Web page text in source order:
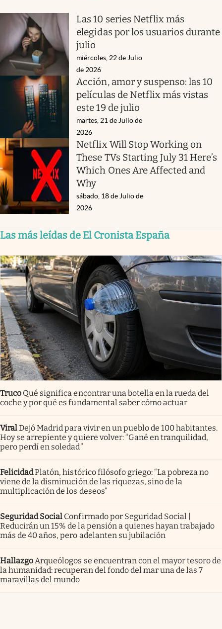
Las 10 series Netflix más
elegidas por los usuarios durante
julio
miércoles, 22 de Julio
de 2026
Acción, amor y suspenso: las 10
películas de Netflix más vistas
este 19 de julio
martes, 21 de Julio de
2026
Netflix Will Stop Working on
These TVs Starting July 31 Here’s
Which Ones Are Affected and
Why
sábado, 18 de Julio de
2026
Las más leídas de El Cronista España
Truco Qué significa encontrar una botella en la rueda del
coche y por qué es fundamental saber cómo actuar
ViralDejó Madrid para vivir en un pueblo de 100 habitantes.
Hoy se arrepiente y quiere volver: “Gané en tranquilidad,
pero perdí en soledad”
FelicidadPlatón, histórico filósofo griego: “La pobreza no
viene de la disminución de las riquezas, sino de la
multiplicación de los deseos”
Seguridad Social Confirmado por Seguridad Social |
Reducirán un 15% de la pensión a quienes hayan trabajado
más de 40 años, pero adelanten su jubilación
Hallazgo Arqueólogos se encuentran con el mayor tesoro de
la humanidad: recuperan del fondo del mar una de las 7
maravillas del mundo